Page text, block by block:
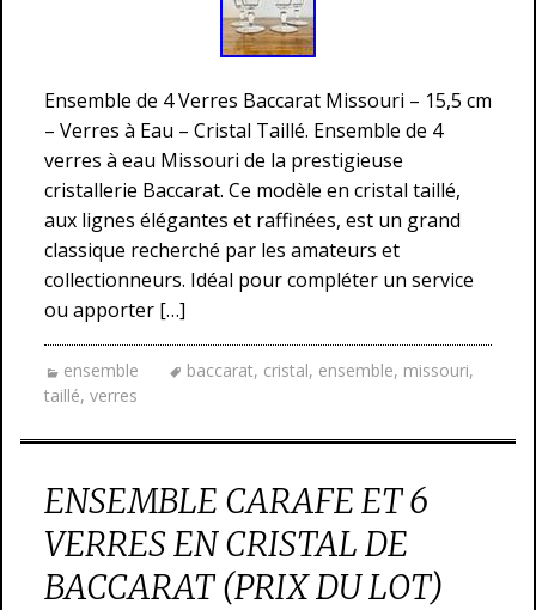
Ensemble de 4 Verres Baccarat Missouri – 15,5 cm
– Verres à Eau – Cristal Taillé. Ensemble de 4
verres à eau Missouri de la prestigieuse
cristallerie Baccarat. Ce modèle en cristal taillé,
aux lignes élégantes et raffinées, est un grand
classique recherché par les amateurs et
collectionneurs. Idéal pour compléter un service
ou apporter […]
ensemble baccarat, cristal, ensemble, missouri,
taillé, verres
ENSEMBLE CARAFE ET 6
VERRES EN CRISTAL DE
BACCARAT (PRIX DU LOT)